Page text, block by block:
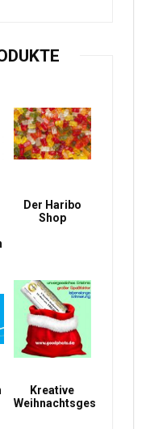
Der Haribo
Shop
Kreative
Weihnachtsgeschenke